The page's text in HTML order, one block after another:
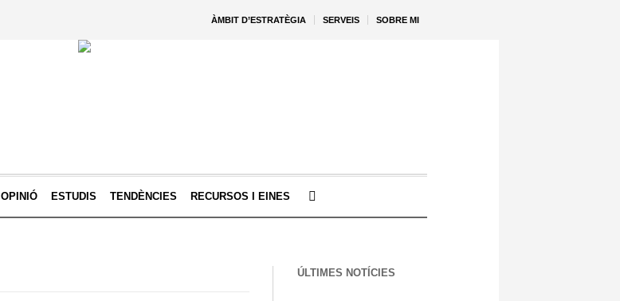
ÀMBIT D’ESTRATÈGIA SERVEIS SOBRE MI
OPINIÓ ESTUDIS TENDÈNCIES RECURSOS I EINES
ÚLTIMES NOTÍCIES